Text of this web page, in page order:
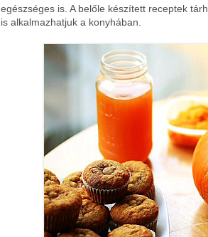
egészséges is. A belőle készített receptek
is alkalmazhatjuk a konyhában.